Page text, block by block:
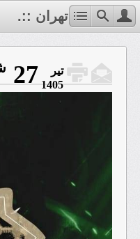
.:: فاطمیه تهران ::.
27
تیر
1405